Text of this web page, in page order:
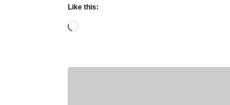
Like this:
Loading…